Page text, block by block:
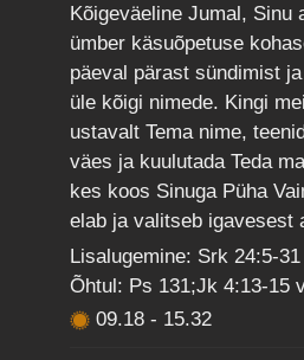
Kõigeväeline Jumal, Sinu
ümber käsuõpetuse
päeval pärast sündimist
üle kõigi nimede. Kingi
ustavalt Tema nime,
väes ja kuulutada Teda
kes koos Sinuga Püha
elab ja valitseb igavesest
Lisalugemine: Srk 24:5-31
Õhtul: Ps 131;Jk 4:13-15
09.18- 15.32